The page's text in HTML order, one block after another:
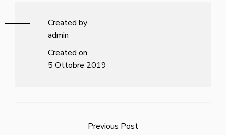
Created by
admin
Created on
5 Ottobre 2019
Previous Post